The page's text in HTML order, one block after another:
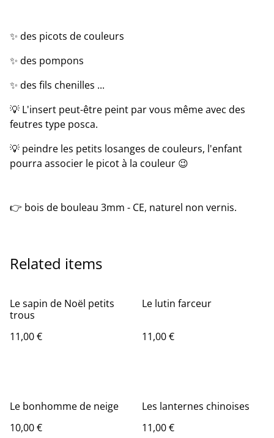
✨ des picots de couleurs
✨ des pompons
✨ des fils chenilles ...
💡 L'insert peut-être peint par vous même avec des
feutres type posca.
💡 peindre les petits losanges de couleurs, l'enfant
pourra associer le picot à la couleur 😉
👉 bois de bouleau 3mm - CE, naturel non vernis.
Related items
Le sapin de Noël petits
trous
11,00 €
Le lutin farceur
11,00 €
Le bonhomme de neige
10,00 €
Les lanternes chinoises
11,00 €